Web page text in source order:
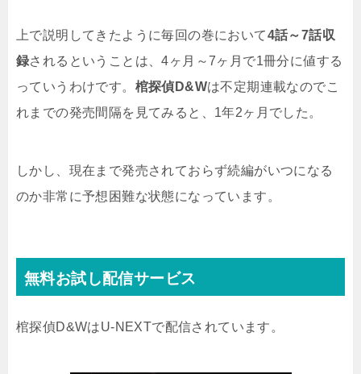
上で説明してきたように毎回の巻において4話～7話収
録されるということは、4ヶ月～7ヶ月で1冊分に値する
っていうわけです。 棺探偵D&Wは不定期連載なのでこ
れまでの発売間隔を見てみると、1年2ヶ月でした。
しかし、現在まで発売されておらず続編がいつになる
のか非常に予想困難な状態になっています。
無料お試し配信サービス
棺探偵D&WはU-NEXTで配信されています。